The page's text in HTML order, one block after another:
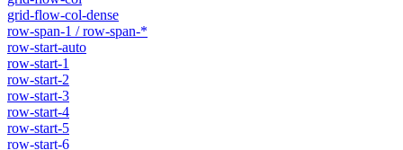
grid-flow-col-dense
row-span-1 / row-span-*
row-start-auto
row-start-1
row-start-2
row-start-3
row-start-4
row-start-5
row-start-6